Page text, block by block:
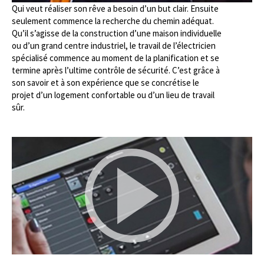
Qui veut réaliser son rêve a besoin d’un but clair. Ensuite
seulement commence la recherche du chemin adéquat.
Qu’il s’agisse de la construction d’une maison individuelle
ou d’un grand centre industriel, le travail de l’électricien
spécialisé commence au moment de la planification et se
termine après l’ultime contrôle de sécurité. C’est grâce à
son savoir et à son expérience que se concrétise le
projet d’un logement confortable ou d’un lieu de travail
sûr.